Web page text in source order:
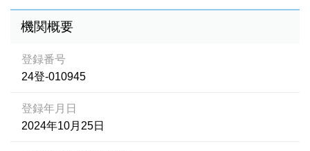
機関概要
登録番号
24登-010945
登録年月日
2024年10月25日